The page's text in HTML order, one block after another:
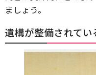
ましょう。
遺構が整備されてい